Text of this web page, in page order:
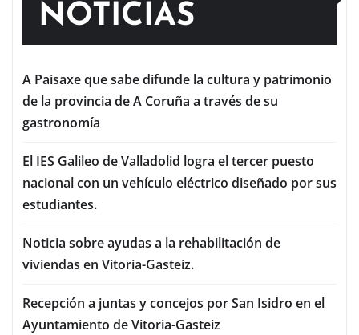
NOTICIAS
A Paisaxe que sabe difunde la cultura y patrimonio
de la provincia de A Coruña a través de su
gastronomía
El IES Galileo de Valladolid logra el tercer puesto
nacional con un vehículo eléctrico diseñado por sus
estudiantes.
Noticia sobre ayudas a la rehabilitación de
viviendas en Vitoria-Gasteiz.
Recepción a juntas y concejos por San Isidro en el
Ayuntamiento de Vitoria-Gasteiz